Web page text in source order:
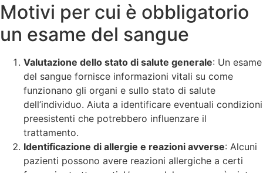
Motivi per cui è obbligatorio
un esame del sangue
Valutazione dello stato di salute generale: Un esame
del sangue fornisce informazioni vitali su come
funzionano gli organi e sullo stato di salute
dell’individuo. Aiuta a identificare eventuali condizioni
preesistenti che potrebbero influenzare il
trattamento.
Identificazione di allergie e reazioni avverse: Alcuni
pazienti possono avere reazioni allergiche a certi